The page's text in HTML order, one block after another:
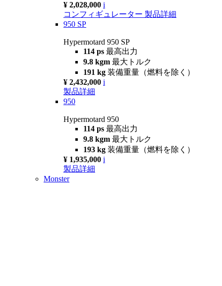
¥ 2,028,000 i
コンフィギュレーター 製品詳細
950 SP
Hypermotard 950 SP
114 ps 最高出力
9.8 kgm 最大トルク
191 kg 装備重量（燃料を除く）
¥ 2,432,000 i
製品詳細
950
Hypermotard 950
114 ps 最高出力
9.8 kgm 最大トルク
193 kg 装備重量（燃料を除く）
¥ 1,935,000 i
製品詳細
Monster